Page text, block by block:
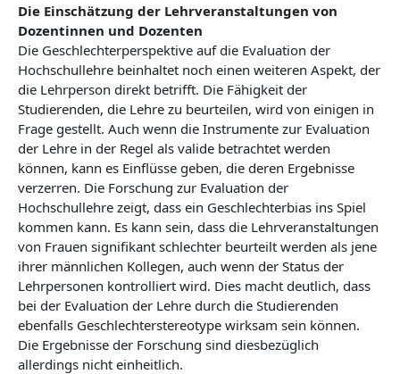
Die Einschätzung der Lehrveranstaltungen von
Dozentinnen und Dozenten
Die Geschlechterperspektive auf die Evaluation der
Hochschullehre beinhaltet noch einen weiteren Aspekt, der
die Lehrperson direkt betrifft. Die Fähigkeit der
Studierenden, die Lehre zu beurteilen, wird von einigen in
Frage gestellt. Auch wenn die Instrumente zur Evaluation
der Lehre in der Regel als valide betrachtet werden
können, kann es Einflüsse geben, die deren Ergebnisse
verzerren. Die Forschung zur Evaluation der
Hochschullehre zeigt, dass ein Geschlechterbias ins Spiel
kommen kann. Es kann sein, dass die Lehrveranstaltungen
von Frauen signifikant schlechter beurteilt werden als jene
ihrer männlichen Kollegen, auch wenn der Status der
Lehrpersonen kontrolliert wird. Dies macht deutlich, dass
bei der Evaluation der Lehre durch die Studierenden
ebenfalls Geschlechterstereotype wirksam sein können.
Die Ergebnisse der Forschung sind diesbezüglich
allerdings nicht einheitlich.